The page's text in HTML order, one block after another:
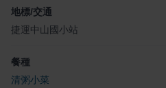
地標/交通
捷運中山國小站
餐種
清粥小菜